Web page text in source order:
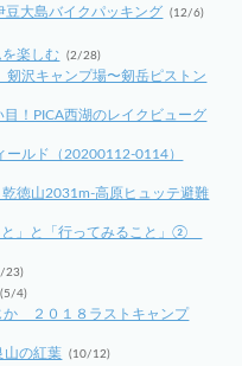
大島バイクパッキング (12/6)
楽しむ (2/28)
沢キャンプ場〜剱岳ピストン
目！PICA西湖のレイクビューグ
ルド（20200112-0114）
徳山2031m-高原ヒュッテ避難
と」と「行ってみること」②
23)
(5/4)
か ２０１８ラストキャンプ
山の紅葉 (10/12)